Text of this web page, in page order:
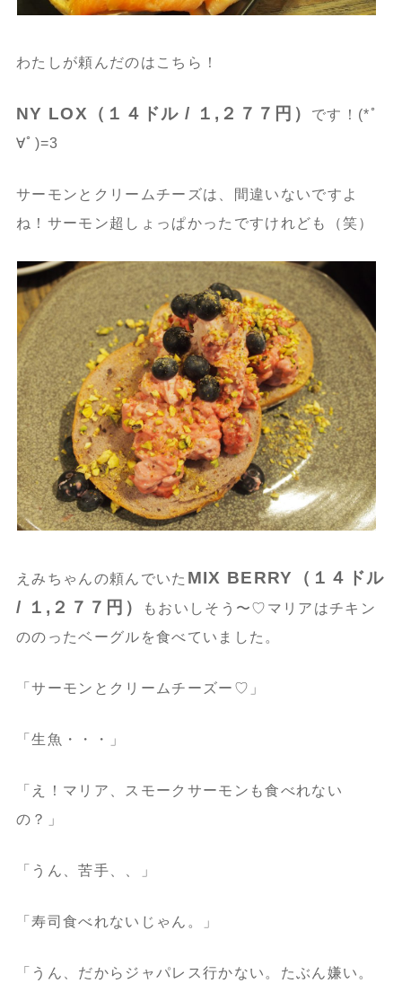
わたしが頼んだのはこちら！
NY LOX（１４ドル / １,２７７円）
です！(*ﾟ
∀ﾟ)=3
サーモンとクリームチーズは、間違いないですよ
ね！サーモン超しょっぱかったですけれども（笑）
えみちゃんの頼んでいた MIX BERRY（１４ドル
/ １,２７７円）
もおいしそう〜♡マリアはチキン
ののったベーグルを食べていました。
「サーモンとクリームチーズー♡」
「生魚・・・」
「え！マリア、スモークサーモンも食べれない
の？」
「うん、苦手、、」
「寿司食べれないじゃん。」
「うん、だからジャパレス行かない。たぶん嫌い。